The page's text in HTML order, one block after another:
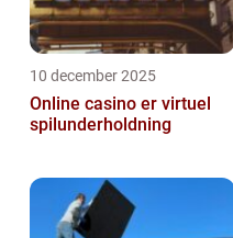
10 december 2025
Online casino er virtuel
spilunderholdning